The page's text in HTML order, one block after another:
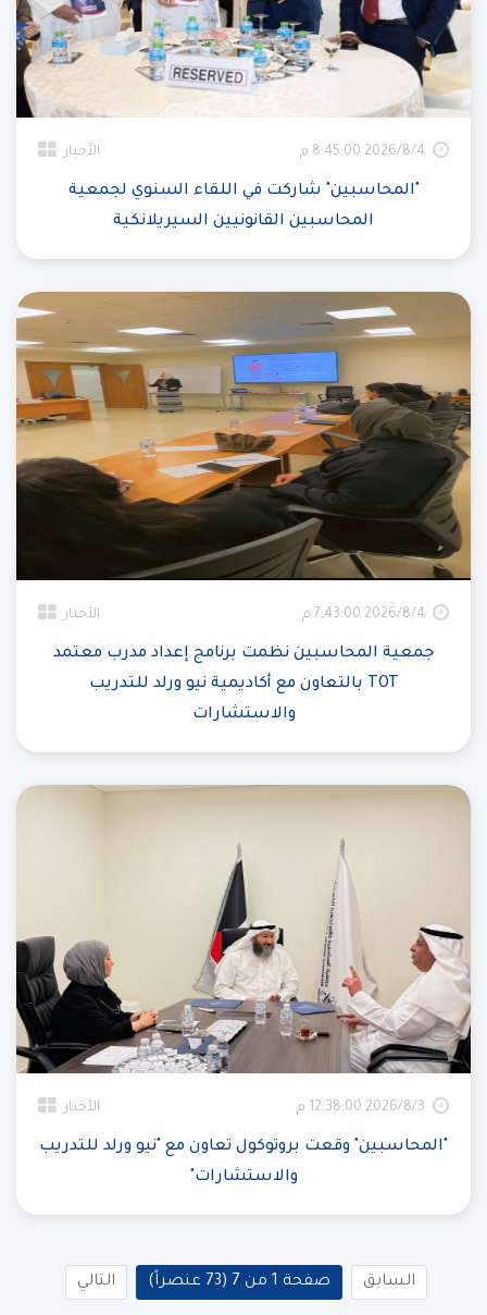
4‏‏/8‏‏/2026 8:45:00 م الأخبار
"المحاسبين" شاركت في اللقاء السنوي لجمعية
المحاسبين القانونيين السيريلانكية
4‏‏/8‏‏/2026 7:43:00 م الأخبار
جمعية المحاسبين نظمت برنامج إعداد مدرب معتمد
TOT بالتعاون مع أكاديمية نيو ورلد للتدريب
والاستشارات
3‏‏/8‏‏/2026 12:38:00 م الأخبار
"المحاسبين" وقعت بروتوكول تعاون مع "نيو ورلد للتدريب
والاستشارات"
السابق صفحة 1 من 7 (73 عنصراً) التالي